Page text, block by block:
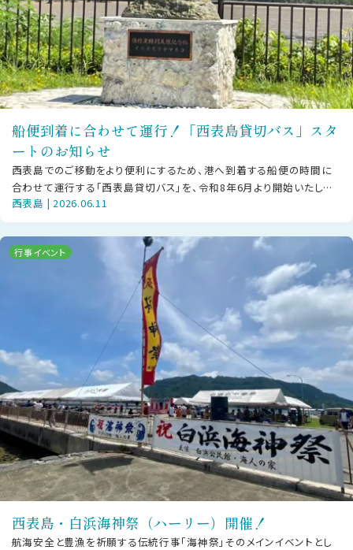
船便到着に合わせて運行！「西表島貸切バス」スタ
ートのお知らせ
西表島でのご移動をより便利にするため、港へ到着する船便の時間に
合わせて運行する「西表島貸切バス」を、令和8年6月より開始いたしま
した。既存の「西表島交通」の路線
西表島 | 2026.06.11
行事イベント
西表島・白浜海神祭（ハーリー）開催！
航海安全と豊漁を祈願する伝統行事「海神祭」そのメインイベントとし